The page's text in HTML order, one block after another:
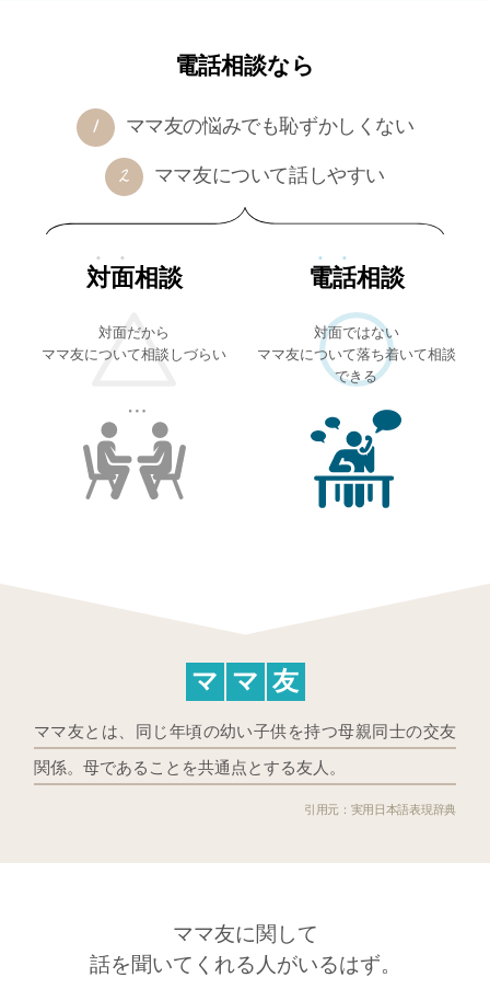
電話相談なら
ママ友の悩みでも恥ずかしくない
ママ友について話しやすい
対面相談
対面だから
ママ友について相談しづらい
電話相談
対面ではない
ママ友について落ち着いて相談
できる
マ マ 友
ママ友とは、同じ年頃の幼い子供を持つ母親同士の交友
関係。母であることを共通点とする友人。
実用日本語表現辞典
ママ友に関して
話を聞いてくれる人がいるはず。